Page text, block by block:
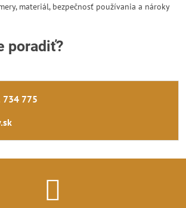
materiál, bezpečnosť používania a nároky
poradiť?
734 775